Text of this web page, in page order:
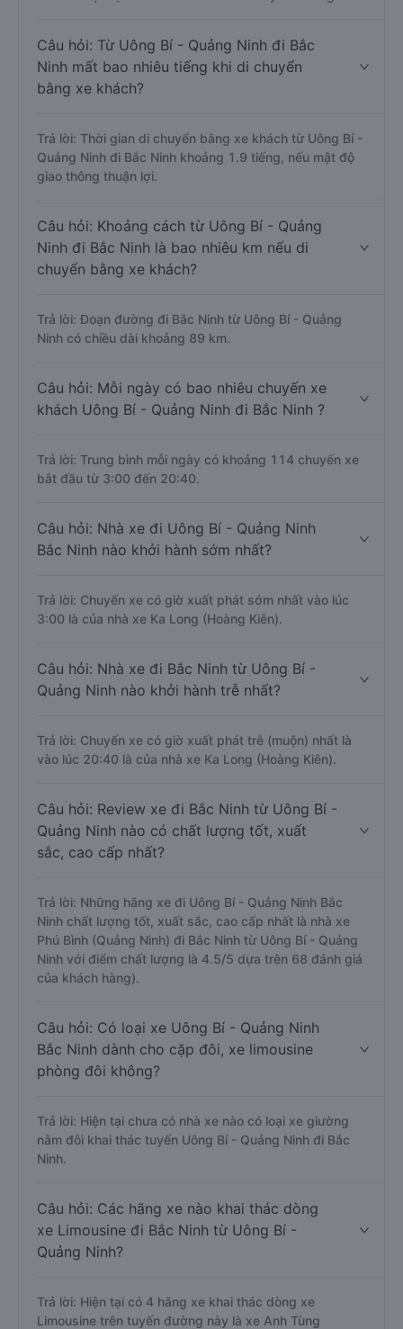
Câu hỏi: Từ Uông Bí - Quảng Ninh đi Bắc
Ninh mất bao nhiêu tiếng khi di chuyển
bằng xe khách?
Trả lời: Thời gian di chuyển bằng xe khách từ Uông Bí -
Quảng Ninh đi Bắc Ninh khoảng 1.9 tiếng, nếu mật độ
giao thông thuận lợi.
Câu hỏi: Khoảng cách từ Uông Bí - Quảng
Ninh đi Bắc Ninh là bao nhiêu km nếu di
chuyển bằng xe khách?
Trả lời: Đoạn đường đi Bắc Ninh từ Uông Bí - Quảng
Ninh có chiều dài khoảng 89 km.
Câu hỏi: Mỗi ngày có bao nhiêu chuyến xe
khách Uông Bí - Quảng Ninh đi Bắc Ninh ?
Trả lời: Trung bình mỗi ngày có khoảng 114 chuyến xe
bắt đầu từ 3:00 đến 20:40.
Câu hỏi: Nhà xe đi Uông Bí - Quảng Ninh
Bắc Ninh nào khởi hành sớm nhất?
Trả lời: Chuyến xe có giờ xuất phát sớm nhất vào lúc
3:00 là của nhà xe Ka Long (Hoàng Kiên).
Câu hỏi: Nhà xe đi Bắc Ninh từ Uông Bí -
Quảng Ninh nào khởi hành trễ nhất?
Trả lời: Chuyến xe có giờ xuất phát trễ (muộn) nhất là
vào lúc 20:40 là của nhà xe Ka Long (Hoàng Kiên).
Câu hỏi: Review xe đi Bắc Ninh từ Uông Bí -
Quảng Ninh nào có chất lượng tốt, xuất
sắc, cao cấp nhất?
Trả lời: Những hãng xe đi Uông Bí - Quảng Ninh Bắc
Ninh chất lượng tốt, xuất sắc, cao cấp nhất là nhà xe
Phú Bình (Quảng Ninh) đi Bắc Ninh từ Uông Bí - Quảng
Ninh với điểm chất lượng là 4.5/5 dựa trên 68 đánh giá
của khách hàng).
Câu hỏi: Có loại xe Uông Bí - Quảng Ninh
Bắc Ninh dành cho cặp đôi, xe limousine
phòng đôi không?
Trả lời: Hiện tại chưa có nhà xe nào có loại xe giường
nằm đôi khai thác tuyến Uông Bí - Quảng Ninh đi Bắc
Ninh.
Câu hỏi: Các hãng xe nào khai thác dòng
xe Limousine đi Bắc Ninh từ Uông Bí -
Quảng Ninh?
Trả lời: Hiện tại có 4 hãng xe khai thác dòng xe
Limousine trên tuyến đường này là xe Anh Tùng